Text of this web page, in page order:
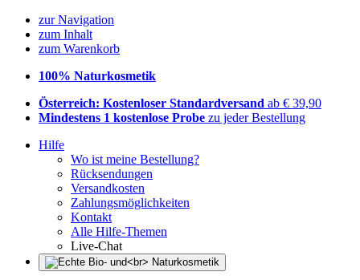
zur Navigation
zum Inhalt
zum Warenkorb
100% Naturkosmetik
Österreich: Kostenloser Standardversand ab € 39,90
Mindestens 1 kostenlose Probe zu jeder Bestellung
Hilfe
Wo ist meine Bestellung?
Rücksendungen
Versandkosten
Zahlungsmöglichkeiten
Kontakt
Alle Hilfe-Themen
Live-Chat